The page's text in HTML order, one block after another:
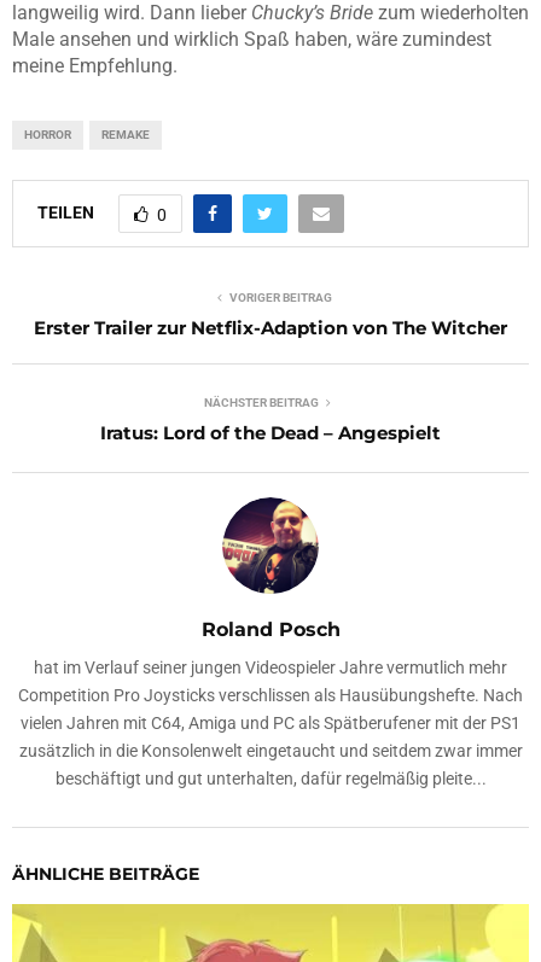
langweilig wird. Dann lieber Chucky’s Bride zum wiederholten
Male ansehen und wirklich Spaß haben, wäre zumindest
meine Empfehlung.
HORROR REMAKE
TEILEN 0
VORIGER BEITRAG
Erster Trailer zur Netflix-Adaption von The Witcher
NÄCHSTER BEITRAG
Iratus: Lord of the Dead – Angespielt
Roland Posch
hat im Verlauf seiner jungen Videospieler Jahre vermutlich mehr
Competition Pro Joysticks verschlissen als Hausübungshefte. Nach
vielen Jahren mit C64, Amiga und PC als Spätberufener mit der PS1
zusätzlich in die Konsolenwelt eingetaucht und seitdem zwar immer
beschäftigt und gut unterhalten, dafür regelmäßig pleite...
ÄHNLICHE BEITRÄGE